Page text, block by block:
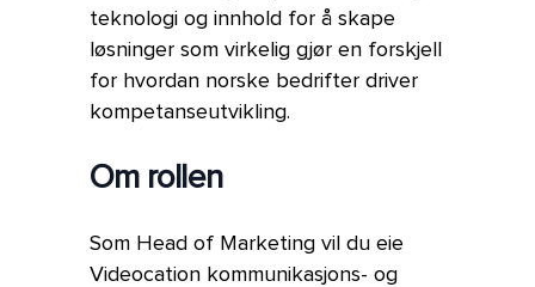
teknologi og innhold for å skape
løsninger som virkelig gjør en forskjell
for hvordan norske bedrifter driver
kompetanseutvikling.
Om rollen
Som Head of Marketing vil du eie
Videocation kommunikasjons- og